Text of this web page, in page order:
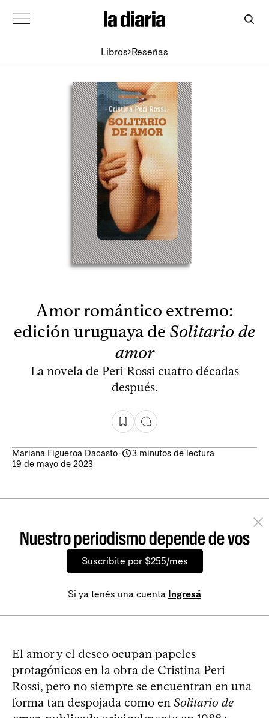
Libros Reseñas
Amor romántico extremo:
edición uruguaya de Solitario de
amor
La novela de Peri Rossi cuatro décadas
después.
Mariana Figueroa Dacasto-
3 minutos de lectura
19 de mayo de 2023
Nuestro periodismo depende de vos
Suscribite por $255/mes
Si ya tenés una cuenta Ingresá
El amor y el deseo ocupan papeles
protagónicos en la obra de Cristina Peri
Rossi, pero no siempre se encuentran en una
forma tan despojada como en Solitario de